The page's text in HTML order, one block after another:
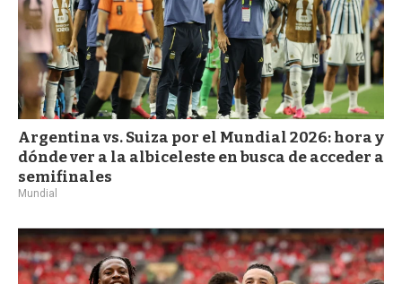
Argentina vs. Suiza por el Mundial 2026: hora y
dónde ver a la albiceleste en busca de acceder a
semifinales
Mundial